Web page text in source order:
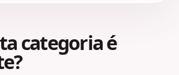
categoria é